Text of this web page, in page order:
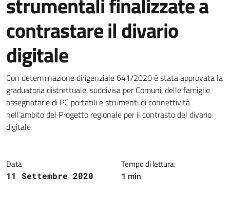
contrastare il divario
digitale
Dettagli della notizia
Con determinazione dirigenziale 641/2020 è stata approvata la
graduatoria distrettuale, suddivisa per Comuni, delle famiglie
assegnatarie di PC portatili e strumenti di connettività
nell’ambito del Progetto regionale per il contrasto del divario
digitale
Data:
11 Settembre 2020
Tempo di lettura:
1 min